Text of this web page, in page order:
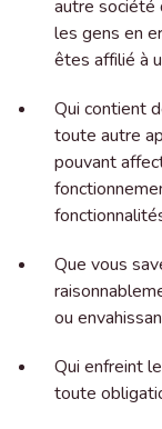
autre société
les gens en
êtes affilié à
Qui contient
toute autre
pouvant
Que vous
ou
Qui enfreint
toute